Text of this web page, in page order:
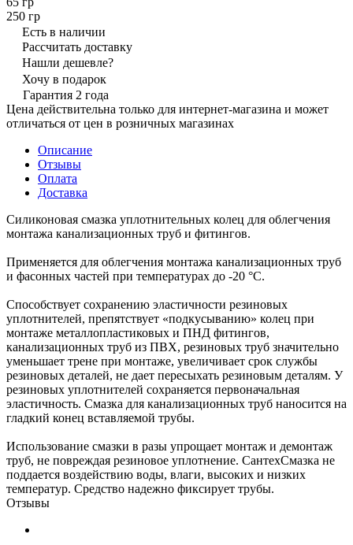
250 гр
Есть в наличии
Рассчитать доставку
Нашли дешевле?
Хочу в подарок
Гарантия 2 года
Цена действительна только для интернет-магазина и может
отличаться от цен в розничных магазинах
Описание
Отзывы
Оплата
Доставка
Силиконовая смазка уплотнительных колец для облегчения
монтажа канализационных труб и фитингов.
Применяется для облегчения монтажа канализационных труб
и фасонных частей при температурах до -20 °С.
Способствует сохранению эластичности резиновых
уплотнителей, препятствует «подкусыванию» колец при
монтаже металлопластиковых и ПНД фитингов,
канализационных труб из ПВХ, резиновых труб значительно
уменьшает трене при монтаже, увеличивает срок службы
резиновых деталей, не дает пересыхать резиновым деталям. У
резиновых уплотнителей сохраняется первоначальная
эластичность. Смазка для канализационных труб наносится на
гладкий конец вставляемой трубы.
Использование смазки в разы упрощает монтаж и демонтаж
труб, не повреждая резиновое уплотнение. СантехСмазка не
поддается воздействию воды, влаги, высоких и низких
температур. Средство надежно фиксирует трубы.
Отзывы